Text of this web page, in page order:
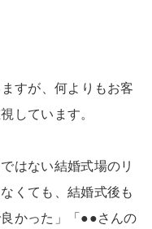
すが、何よりもお客
しています。
はない結婚式場のリ
くても、結婚式後も
かった」「●●さんの